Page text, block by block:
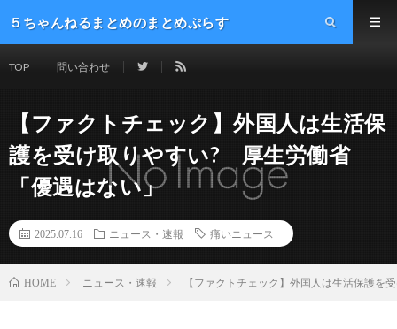
５ちゃんねるまとめのまとめぷらす
TOP 問い合わせ
【ファクトチェック】外国人は生活保
護を受け取りやすい? 厚生労働省
「優遇はない」
2025.07.16 ニュース・速報 痛いニュース
HOME ニュース・速報 【ファクトチェック】外国人は生活保護